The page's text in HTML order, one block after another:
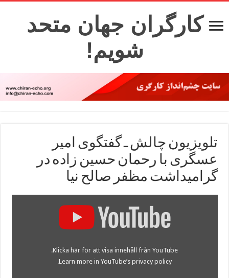
کارگران جهان متحد
شویم!
تلویزیون چالش ـ گفتگوی امیر
عسگری با رحمان حسین زاده در
گرامیداشت مظفر صالح نیا
Klicka här för att visa innehåll från YouTube.
Learn more inYouTube’s privacy policy
.